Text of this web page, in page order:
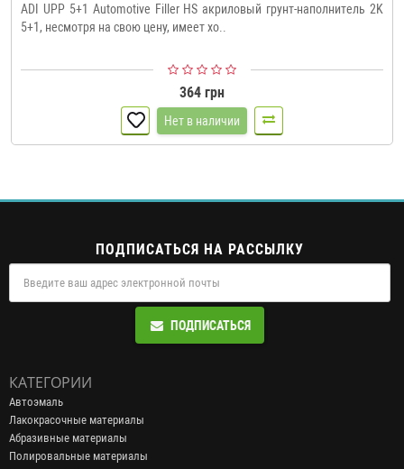
ADI UPP 5+1 Automotive Filler HS акриловый грунт-наполнитель 2K
5+1, несмотря на свою цену, имеет хо..
364 грн
Нет в наличии
ПОДПИСАТЬСЯ НА РАССЫЛКУ
ПОДПИСАТЬСЯ
КАТЕГОРИИ
Автоэмаль
Лакокрасочные материалы
Абразивные материалы
Полировальные материалы